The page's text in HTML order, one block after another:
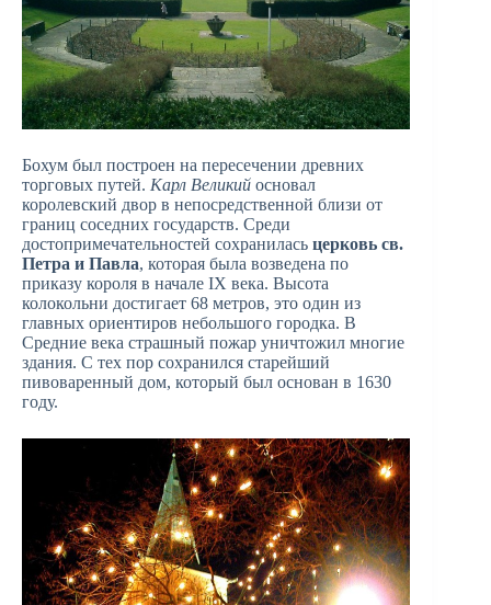
Бохум был построен на пересечении древних
торговых путей. Карл Великий основал
королевский двор в непосредственной близи от
границ соседних государств. Среди
достопримечательностей сохранилась церковь св.
Петра и Павла, которая была возведена по
приказу короля в начале IX века. Высота
колокольни достигает 68 метров, это один из
главных ориентиров небольшого городка. В
Средние века страшный пожар уничтожил многие
здания. С тех пор сохранился старейший
пивоваренный дом, который был основан в 1630
году.